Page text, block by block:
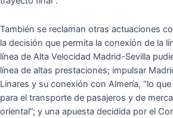
También se reclaman otras actuaciones
la decisión que permita la conexión de la
línea de Alta Velocidad Madrid-Sevilla
línea de altas prestaciones; impulsar
Linares y su conexión con Almería, “lo
para el transporte de pasajeros y de
oriental”; y una apuesta decidida por el